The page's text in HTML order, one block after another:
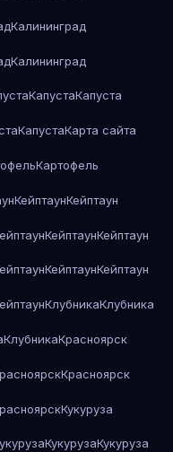
Калининград
Калининград
КапустаКапуста
КапустаКарта сайта
Картофель
КейптаунКейптаун
КейптаунКейптаун
КейптаунКейптаун
КлубникаКлубника
КлубникаКрасноярск
Красноярск
Кукуруза
КукурузаКукуруза